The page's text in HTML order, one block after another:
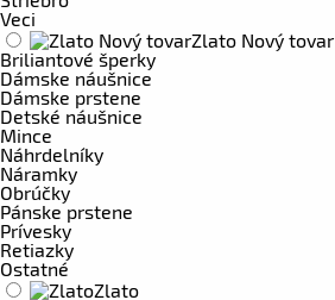
Veci
Zlato Nový tovar
Briliantové šperky
Dámske náušnice
Dámske prstene
Detské náušnice
Mince
Náhrdelníky
Náramky
Obrúčky
Pánske prstene
Prívesky
Retiazky
Ostatné
Zlato